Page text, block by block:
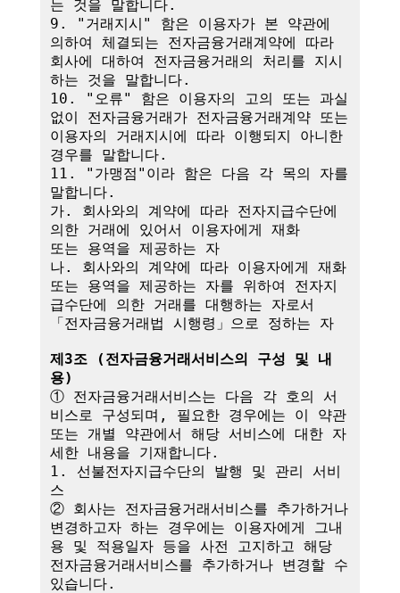
는 것을 말합니다.
9. "거래지시" 함은 이용자가 본 약관에
의하여 체결되는 전자금융거래계약에 따라
회사에 대하여 전자금융거래의 처리를 지시
하는 것을 말합니다.
10. "오류" 함은 이용자의 고의 또는 과실
없이 전자금융거래가 전자금융거래계약 또는
이용자의 거래지시에 따라 이행되지 아니한
경우를 말합니다.
11. "가맹점"이라 함은 다음 각 목의 자를
말합니다.
가. 회사와의 계약에 따라 전자지급수단에
의한 거래에 있어서 이용자에게 재화
또는 용역을 제공하는 자
나. 회사와의 계약에 따라 이용자에게 재화
또는 용역을 제공하는 자를 위하여 전자지
급수단에 의한 거래를 대행하는 자로서
「전자금융거래법 시행령」으로 정하는 자
제3조 (전자금융거래서비스의 구성 및 내
용)
① 전자금융거래서비스는 다음 각 호의 서
비스로 구성되며, 필요한 경우에는 이 약관
또는 개별 약관에서 해당 서비스에 대한 자
세한 내용을 기재합니다.
1. 선불전자지급수단의 발행 및 관리 서비
스
② 회사는 전자금융거래서비스를 추가하거나
변경하고자 하는 경우에는 이용자에게 그내
용 및 적용일자 등을 사전 고지하고 해당
전자금융거래서비스를 추가하거나 변경할 수
있습니다.